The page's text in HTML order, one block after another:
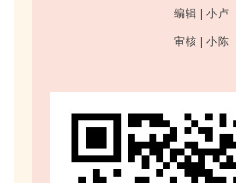
编辑 | 小卢
审核 | 小陈